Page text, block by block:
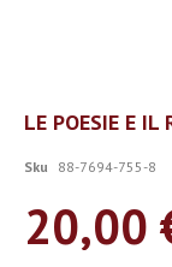
Vai
all'inizio
galleria
immagini
LE POESIE E
Sku 88-7694-755-8
20,00